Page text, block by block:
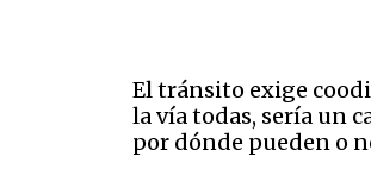
El tránsito exige
la vía todas, sería un
por dónde pueden o